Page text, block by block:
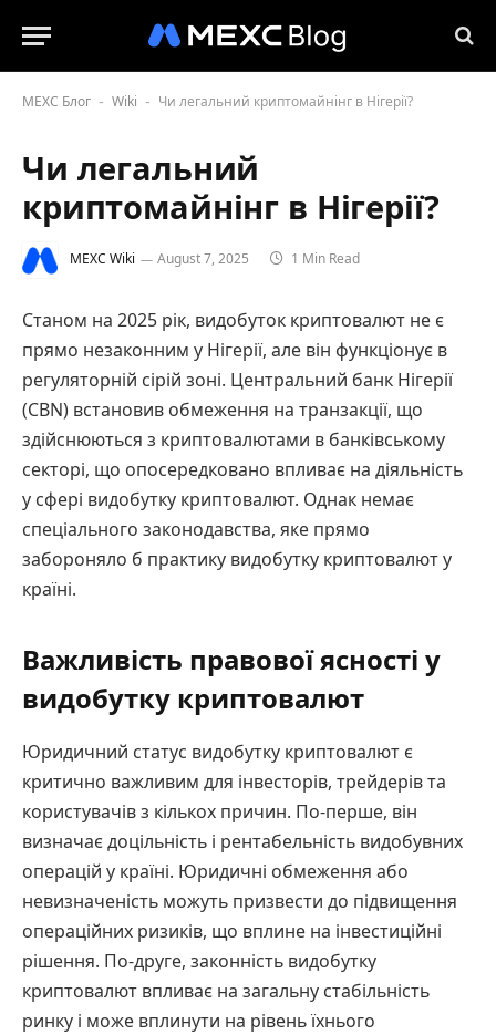
MEXC Блог - Wiki - Чи легальний криптомайнінг в Нігерії?
Чи легальний
криптомайнінг в Нігерії?
MEXC Wiki August 7, 2025 1 Min Read
Станом на 2025 рік, видобуток криптовалют не є
прямо незаконним у Нігерії, але він функціонує в
регуляторній сірій зоні. Центральний банк Нігерії
(CBN) встановив обмеження на транзакції, що
здійснюються з криптовалютами в банківському
секторі, що опосередковано впливає на діяльність
у сфері видобутку криптовалют. Однак немає
спеціального законодавства, яке прямо
забороняло б практику видобутку криптовалют у
країні.
Важливість правової ясності у
видобутку криптовалют
Юридичний статус видобутку криптовалют є
критично важливим для інвесторів, трейдерів та
користувачів з кількох причин. По-перше, він
визначає доцільність і рентабельність видобувних
операцій у країні. Юридичні обмеження або
невизначеність можуть призвести до підвищення
операційних ризиків, що вплине на інвестиційні
рішення. По-друге, законність видобутку
криптовалют впливає на загальну стабільність
ринку і може вплинути на рівень їхнього